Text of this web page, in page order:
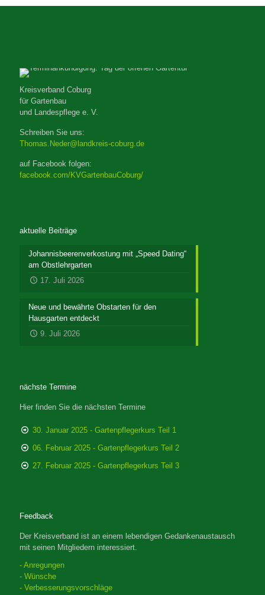
Kreisverband Coburg
für Gartenbau
und Landespflege e. V.
Schreiben Sie uns:
Thomas.Neder@landkreis-coburg.de
auf Facebook folgen:
facebook.com/KVGartenbauCoburg/
aktuelle Beiträge
Johannisbeerenverkostung mit „Speed Dating“
am Obstlehrgarten
17. Juli 2026
Neue und bewährte Obstarten für den
Hausgarten entdeckt
9. Juli 2026
nächste Termine
Hier finden Sie die nächsten Termine
30. Januar 2025 - Gartenpflegerkurs Teil 1
06. Februar 2025 - Gartenpflegerkurs Teil 2
27. Februar 2025 - Gartenpflegerkurs Teil 3
Feedback
Der Kreisverband ist an einem lebendigen Gedankenaustausch
mit seinen Mitgliedern interessiert.
- Anregungen
- Wünsche
- Verbesserungsvorschläge